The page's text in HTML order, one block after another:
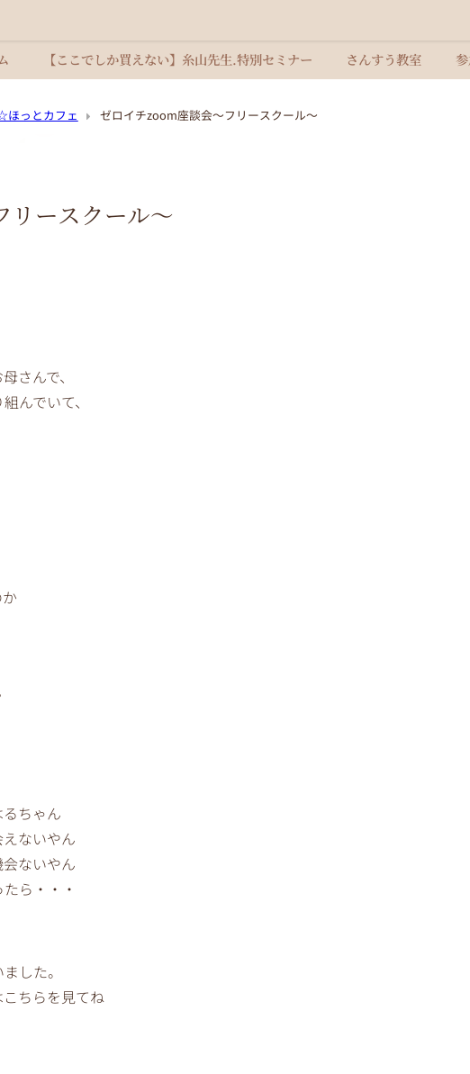
【ここでしか買えない】糸山先生.特別セミナー さんすう教室
ほっとカフェ ゼロイチzoom座談会〜フリースクール〜
ースクール〜
さんで、
んでいて、
ちゃん
ないやん
ないやん
ら・・・
した。
ちらを見てね